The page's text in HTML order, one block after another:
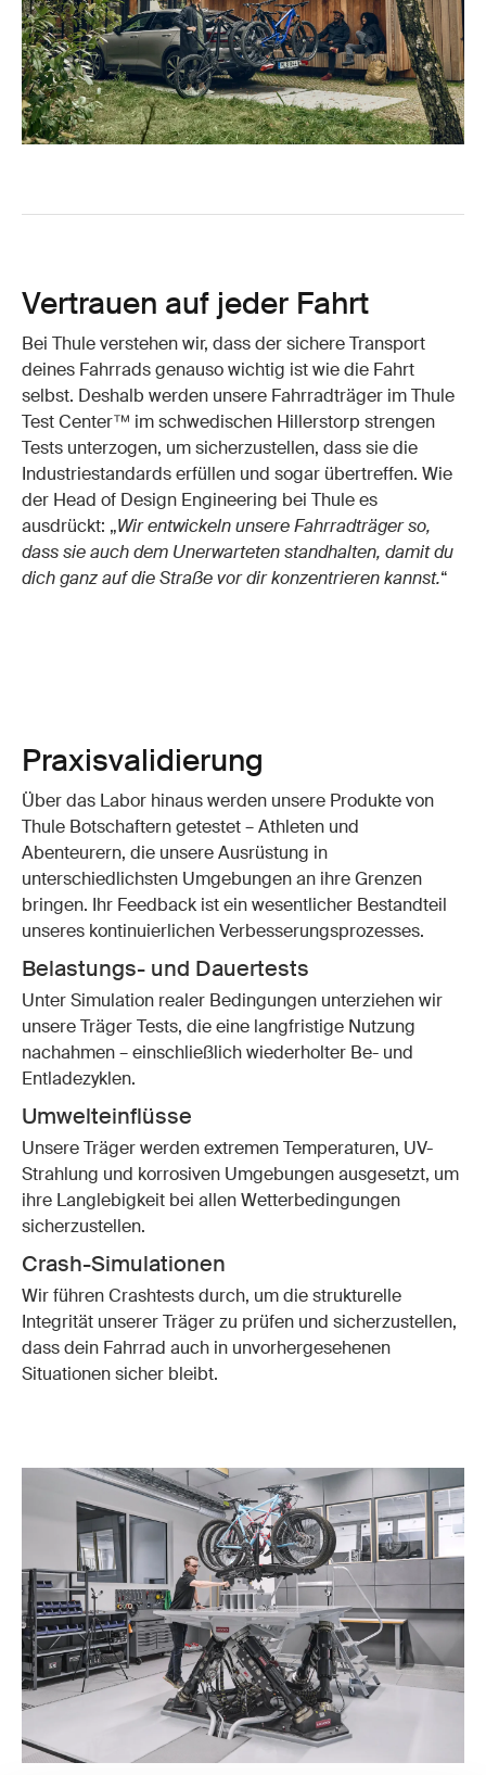
Vertrauen auf jeder Fahrt
Bei Thule verstehen wir, dass der sichere Transport
deines Fahrrads genauso wichtig ist wie die Fahrt
selbst. Deshalb werden unsere Fahrradträger im Thule
Test Center™ im schwedischen Hillerstorp strengen
Tests unterzogen, um sicherzustellen, dass sie die
Industriestandards erfüllen und sogar übertreffen. Wie
der Head of Design Engineering bei Thule es
ausdrückt: „Wir entwickeln unsere Fahrradträger so,
dass sie auch dem Unerwarteten standhalten, damit du
dich ganz auf die Straße vor dir konzentrieren kannst.“
Praxisvalidierung
Über das Labor hinaus werden unsere Produkte von
Thule Botschaftern getestet – Athleten und
Abenteurern, die unsere Ausrüstung in
unterschiedlichsten Umgebungen an ihre Grenzen
bringen. Ihr Feedback ist ein wesentlicher Bestandteil
unseres kontinuierlichen Verbesserungsprozesses.
Belastungs- und Dauertests
Unter Simulation realer Bedingungen unterziehen wir
unsere Träger Tests, die eine langfristige Nutzung
nachahmen – einschließlich wiederholter Be- und
Entladezyklen.
Umwelteinflüsse
Unsere Träger werden extremen Temperaturen, UV-
Strahlung und korrosiven Umgebungen ausgesetzt, um
ihre Langlebigkeit bei allen Wetterbedingungen
sicherzustellen.
Crash-Simulationen
Wir führen Crashtests durch, um die strukturelle
Integrität unserer Träger zu prüfen und sicherzustellen,
dass dein Fahrrad auch in unvorhergesehenen
Situationen sicher bleibt.